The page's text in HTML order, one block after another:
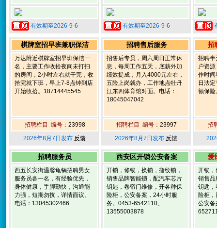
有效期至2026-9-6 有效期至2026-9-6
棋牌室招早班兼职保洁
万达附近棋牌室招早班保洁一
名，主要工作收拾夜间未打扫
的房间，2小时左右就干完，收
拾完就下班，早上7-8点钟到店
开始收拾。18714445545
招聘栏目 编号： 23998
2026年8月7日发布 反馈
招聘售后服务
招售后专员，周六周日正常休
息，每周工作五天，底薪外加
绩效提成，月入4000元左右，
五险上岗就办，工作地点牡丹
江东四体育馆对面。电话：
18045047042
招聘栏目 编号： 23997
2026年8月7日发布 反馈
招
招聘半
户资
作时
日法
额保
招
招聘服务员
西五长安街温馨龟锅招聘男女
服务员各一名，有经验优先，
身体健康，手脚勤快，沟通能
力强，短期勿扰，详情面议。
电话：13045302466
西安区开锁公安备案
开锁，修锁，换锁，指纹锁，
销售品牌智能锁，配汽车芯片
钥匙，卷帘门维修，开各种保
险柜，公安备案，24小时服
务。0453-6542110、
13555003878
爱
开锁，
销售品
钥匙，
险柜
公安备